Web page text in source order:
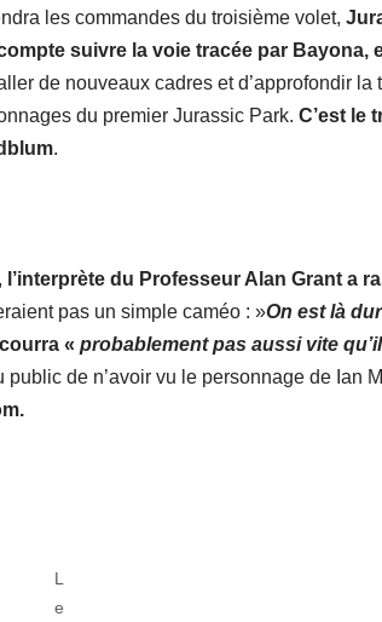
les commandes du troisième volet,
suivre la voie tracée par Bayona,
de nouveaux cadres et d’approfondir la
du premier Jurassic Park. C’est le
.
l’interprète du Professeur Alan Grant a
pas un simple caméo : »On est là
« probablement pas aussi vite
de n’avoir vu le personnage de Ian
L
e